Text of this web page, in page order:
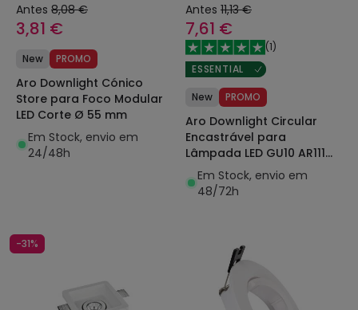
Antes 8,08 €
3,81 €
New PROMO
Aro Downlight Cónico
Store para Foco Modular
LED Corte Ø 55 mm
Em Stock, envio em
24/48h
Antes 11,13 €
7,61 €
(1)
ESSENTIAL
New PROMO
Aro Downlight Circular
Encastrável para
Lâmpada LED GU10 AR111
Corte Ø 120 mm
Em Stock, envio em
48/72h
-31%